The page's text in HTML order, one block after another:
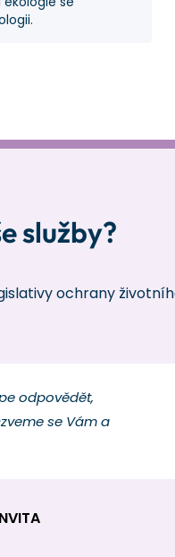
služby?
ochrany
odpovědět,
se Vám a